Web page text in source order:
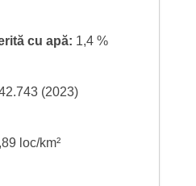
cu apă: 1,4 %
(2023)
loc/km²